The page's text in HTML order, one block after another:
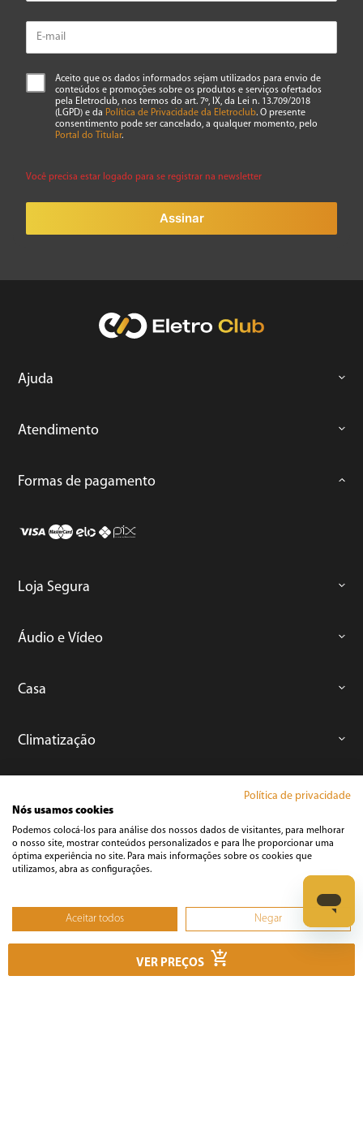
VER PREÇOS
Aceito que os dados informados sejam utilizados para envio de
conteúdos e promoções sobre os produtos e serviços ofertados
pela Eletroclub, nos termos do art. 7º, IX, da Lei n. 13.709/2018
(LGPD) e da Política de Privacidade da Eletroclub. O presente
consentimento pode ser cancelado, a qualquer momento, pelo
Portal do Titular.
Você precisa estar logado para se registrar na newsletter
Assinar
Ajuda
Atendimento
Formas de pagamento
Loja Segura
Áudio e Vídeo
Casa
Climatização
Cuidados Pessoais
Ferramentas
Política de privacidade
Nós usamos cookies
Podemos colocá-los para análise dos nossos dados de visitantes, para melhorar
o nosso site, mostrar conteúdos personalizados e para lhe proporcionar uma
óptima experiência no site. Para mais informações sobre os cookies que
utilizamos, abra as configurações.
Aceitar todos Negar